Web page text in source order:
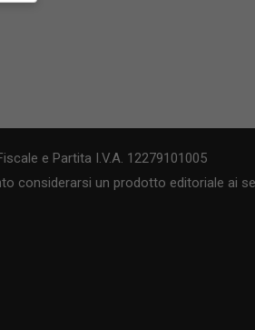
e Partita I.V.A. 12279101005
considerarsi un prodotto editoriale ai